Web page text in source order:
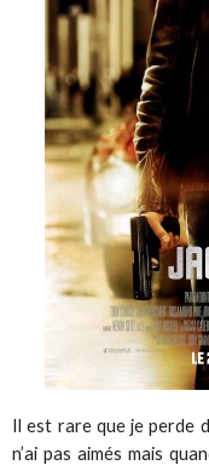
Il est rare que je perde
n’ai pas aimés mais